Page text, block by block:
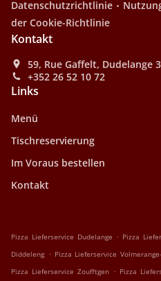
Datenschutzrichtlinie
der Cookie-Richtlinie
Kontakt
59, Rue Gaffelt, Dudelange
+352 26 52 10 72
Links
Menü
Tischreservierung
Im Voraus bestellen
Kontakt
Pizza Lieferservice Dudelange . Pizza
Diddeleng . Pizza Lieferservice
Pizza Lieferservice Zoufftgen . Pizza